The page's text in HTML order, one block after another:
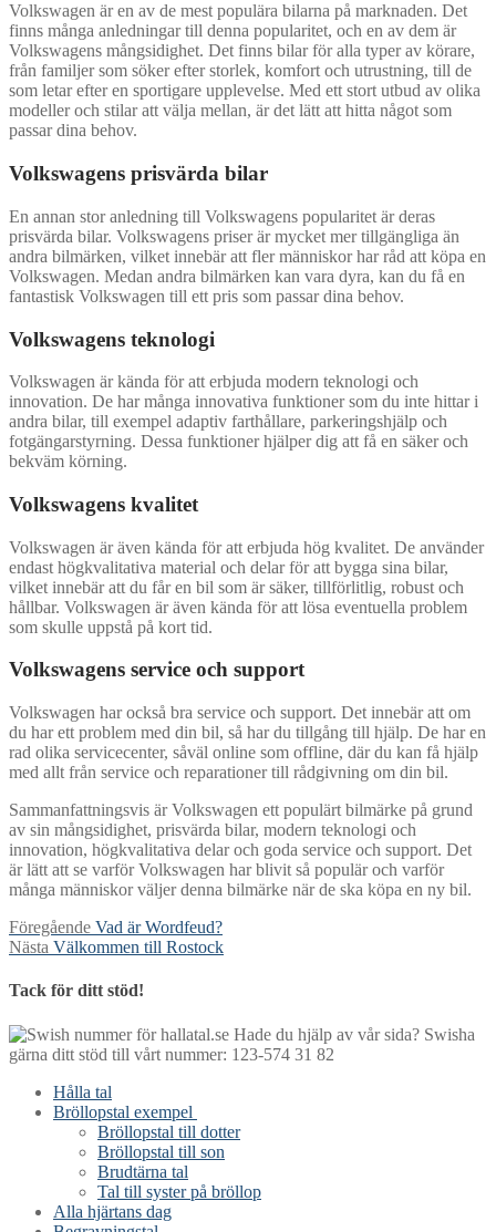
Volkswagen är en av de mest populära bilarna på marknaden. Det
finns många anledningar till denna popularitet, och en av dem är
Volkswagens mångsidighet. Det finns bilar för alla typer av körare,
från familjer som söker efter storlek, komfort och utrustning, till de
som letar efter en sportigare upplevelse. Med ett stort utbud av olika
modeller och stilar att välja mellan, är det lätt att hitta något som
passar dina behov.
Volkswagens prisvärda bilar
En annan stor anledning till Volkswagens popularitet är deras
prisvärda bilar. Volkswagens priser är mycket mer tillgängliga än
andra bilmärken, vilket innebär att fler människor har råd att köpa en
Volkswagen. Medan andra bilmärken kan vara dyra, kan du få en
fantastisk Volkswagen till ett pris som passar dina behov.
Volkswagens teknologi
Volkswagen är kända för att erbjuda modern teknologi och
innovation. De har många innovativa funktioner som du inte hittar i
andra bilar, till exempel adaptiv farthållare, parkeringshjälp och
fotgängarstyrning. Dessa funktioner hjälper dig att få en säker och
bekväm körning.
Volkswagens kvalitet
Volkswagen är även kända för att erbjuda hög kvalitet. De använder
endast högkvalitativa material och delar för att bygga sina bilar,
vilket innebär att du får en bil som är säker, tillförlitlig, robust och
hållbar. Volkswagen är även kända för att lösa eventuella problem
som skulle uppstå på kort tid.
Volkswagens service och support
Volkswagen har också bra service och support. Det innebär att om
du har ett problem med din bil, så har du tillgång till hjälp. De har en
rad olika servicecenter, såväl online som offline, där du kan få hjälp
med allt från service och reparationer till rådgivning om din bil.
Sammanfattningsvis är Volkswagen ett populärt bilmärke på grund
av sin mångsidighet, prisvärda bilar, modern teknologi och
innovation, högkvalitativa delar och goda service och support. Det
är lätt att se varför Volkswagen har blivit så populär och varför
många människor väljer denna bilmärke när de ska köpa en ny bil.
Inläggsnavigering
Föregående Föregående
inlägg:
Vad är Wordfeud?
Nästa Nästa
Välkommen till Rostock
Tack för ditt stöd!
Hade du hjälp av vår sida? Swisha
gärna ditt stöd till vårt nummer: 123-574 31 82
Hålla tal
Bröllopstal exempel
Bröllopstal till dotter
Bröllopstal till son
Brudtärna tal
Tal till syster på bröllop
Alla hjärtans dag